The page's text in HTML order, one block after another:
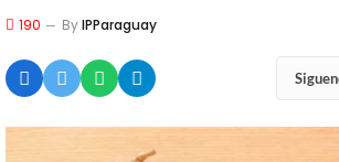
190 ByIPParaguay